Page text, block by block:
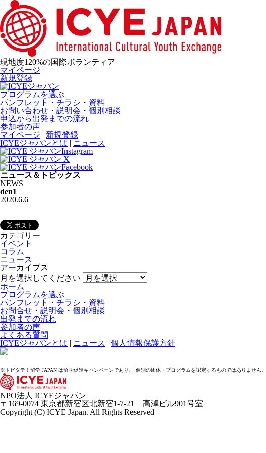
現地度120%の国際ボランティア
マイページ
新規登録
プログラムを選ぶ
パンフレット・チラシ・資料
お問い合わせ・説明会・個別相談
申込から出発までの流れ
参加者の声
マイページ | 新規登録
ICYEジャパンとは | ニュース
ニュース＆トピックス
NEWS
den1
2020.6.6
カテゴリー
イベント
コラム
ニュース
アーカイブス
月を選択してください
ホーム
プログラムを選ぶ
パンフレット・チラシ・資料
お問合せ・説明会・個別相談
出発までの流れ
参加者の声
よくある質問
ICYEジャパンとは | ニュース | 個人情報保護方針
※トビタテ！留学 JAPAN は留学促進キャンペーンであり、 個別の団体・プログラムを認定するものではありません。
NPO法人 ICYEジャパン
〒169-0074 東京都新宿区北新宿1-7-21 高澤ビル901号室
Copyright (C) ICYE Japan. All Rights Reserved